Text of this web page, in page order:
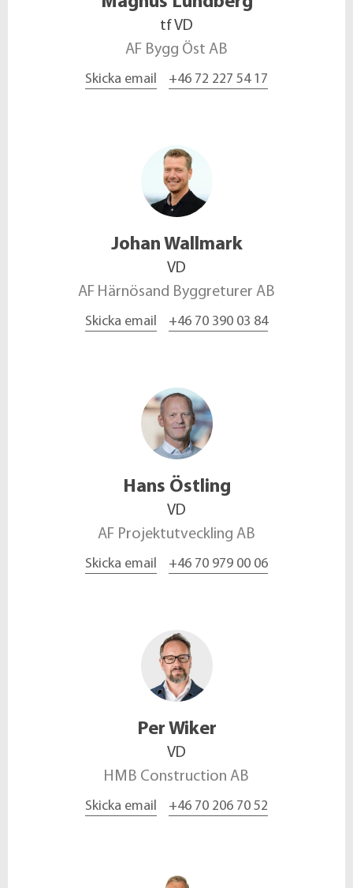
tf VD
AF Bygg Öst AB
Skicka email +46 72 227 54 17
Johan Wallmark
VD
AF Härnösand Byggreturer AB
Skicka email +46 70 390 03 84
Hans Östling
VD
AF Projektutveckling AB
Skicka email +46 70 979 00 06
Per Wiker
VD
HMB Construction AB
Skicka email +46 70 206 70 52